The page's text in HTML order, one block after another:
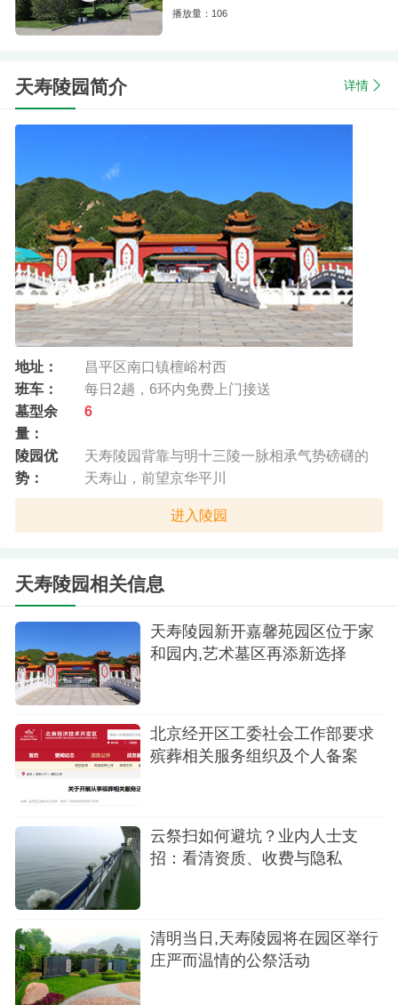
便利，园区地势平坦缓坡，扫墓方
播放量：106
天寿陵园简介 详情
地址：
昌平区南口镇檀峪村西
班车：
每日2趟，6环内免费上门接送
墓型余
量：
6
陵园优
势：
天寿陵园背靠与明十三陵一脉相承气势磅礴的
天寿山，前望京华平川
进入陵园
天寿陵园相关信息
天寿陵园新开嘉馨苑园区位于家
和园内,艺术墓区再添新选择
北京经开区工委社会工作部要求
殡葬相关服务组织及个人备案
云祭扫如何避坑？业内人士支
招：看清资质、收费与隐私
清明当日,天寿陵园将在园区举行
庄严而温情的公祭活动